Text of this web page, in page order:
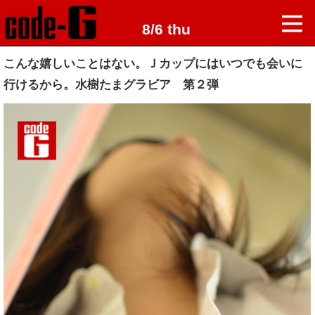
8/6 thu
こんな嬉しいことはない。Ｊカップにはいつでも会いに
行けるから。水樹たまグラビア 第２弾